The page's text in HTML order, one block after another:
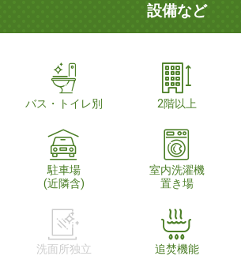
設備など
バス・トイレ別 2階以上
駐車場
(近隣含)
室内洗濯機
置き場
洗面所独立 追焚機能